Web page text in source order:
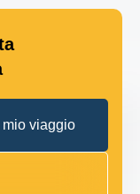
viaggio